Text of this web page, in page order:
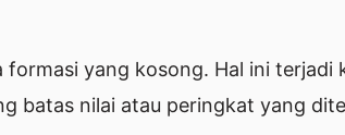
yang kosong. Hal ini terjadi
batas nilai atau peringkat yang